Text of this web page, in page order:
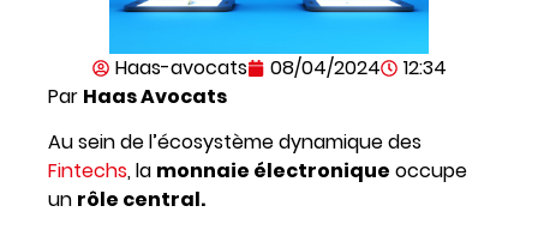
Haas-avocats 08/04/2024
12:34
Par Haas Avocats
Au sein de l’écosystème dynamique des
Fintechs, la monnaie électronique occupe
un rôle central.